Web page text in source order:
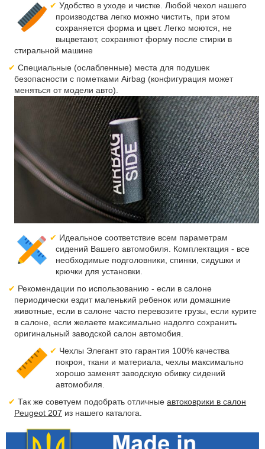
Удобство в уходе и чистке. Любой чехол нашего
производства легко можно чистить, при этом
сохраняется форма и цвет. Легко моются, не
выцветают, сохраняют форму после стирки в
стиральной машине
Специальные (ослабленные) места для подушек
безопасности с пометками Airbag (конфигурация может
меняться от модели авто).
Идеальное соответствие всем параметрам
сидений Вашего автомобиля. Комплектация - все
необходимые подголовники, спинки, сидушки и
крючки для установки.
Рекомендации по использованию - если в салоне
периодически ездит маленький ребенок или домашние
животные, если в салоне часто перевозите грузы, если курите
в салоне, если желаете максимально надолго сохранить
оригинальный заводской салон автомобия.
Чехлы Элегант это гарантия 100% качества
покроя, ткани и материала, чехлы максимально
хорошо заменят заводскую обивку сидений
автомобиля.
Так же советуем подобрать отличныеавтоковрики в салон
Peugeot 207 из нашего каталога.